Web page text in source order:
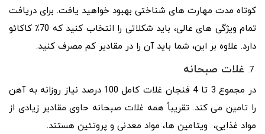
کوتاه مدت مهارت های شناختی بهبود خواهید یافت. برای دریافت
تمام ویژگی های عالی، باید شکلاتی را انتخاب کنید که 70٪ کاکائو
دارد. علاوه بر این، شما باید آن را در مقادیر کم مصرف کنید.
غلات صبحانه
در مجموع 3 تا 4 فنجان غلات کامل 100 درصد نیاز روزانه به آهن
را تامین می کند. تقریباً همه غلات صبحانه حاوی مقادیر زیادی از
مواد غذایی، ویتامین ها، مواد معدنی و پروتئین هستند.